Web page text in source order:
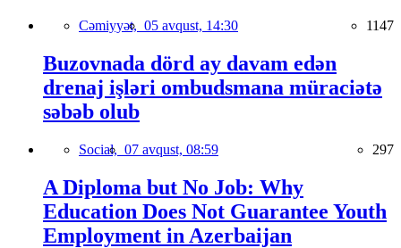
Cəmiyyət, 05 avqust, 14:30 1147
Buzovnada dörd ay davam edən
drenaj işləri ombudsmana müraciətə
səbəb olub
Social, 07 avqust, 08:59 297
A Diploma but No Job: Why
Education Does Not Guarantee Youth
Employment in Azerbaijan